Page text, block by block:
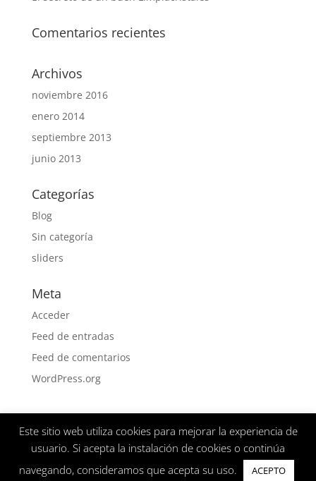
Comentarios recientes
Archivos
noviembre 2016
enero 2014
septiembre 2013
junio 2013
Categorías
Blog
Sin categoría
sliders
Meta
Acceder
Feed de entradas
Feed de comentarios
WordPress.org
Aviso Legal Politica de privacidad
Este sitio web utiliza cookies para mejorar la experiencia de
usuario. Si acepta la instalación de cookies o continúa
navegando, consideramos que acepta su uso.
ACEPTO